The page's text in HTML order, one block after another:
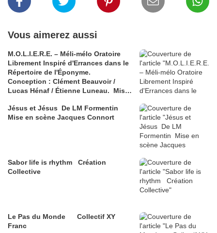
Vous aimerez aussi
M.O.L.I.E.R.E. – Méli-mélo Oratoire
Librement Inspiré d'Errances dans le
Répertoire de l'Éponyme.
Conception : Clément Beauvoir /
Lucas Hénaf / Étienne Luneau. Mise
Jésus et Jésus De LM Formentin
Mise en scène Jacques Connort
Sabor life is rhythm Création
Collective
Le Pas du Monde Collectif XY
Franc